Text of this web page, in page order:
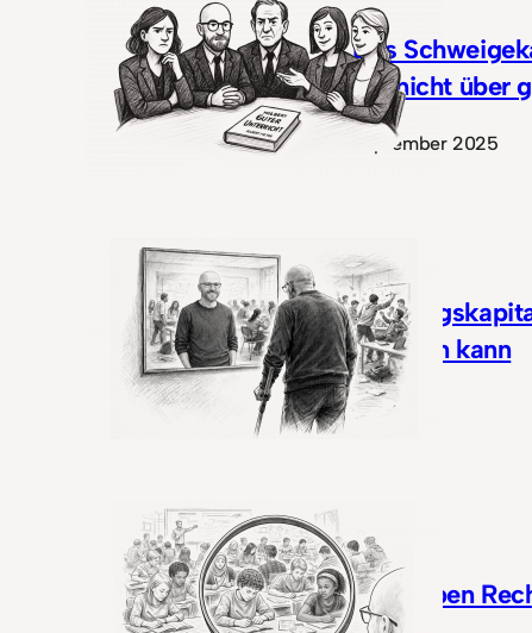
Das
nur nicht über
September 2025
anfühlen kann
April 2026
Alle haben